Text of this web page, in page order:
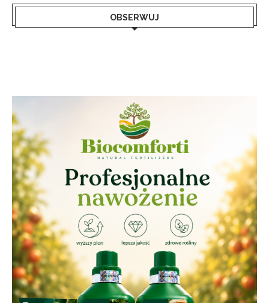
OBSERWUJ